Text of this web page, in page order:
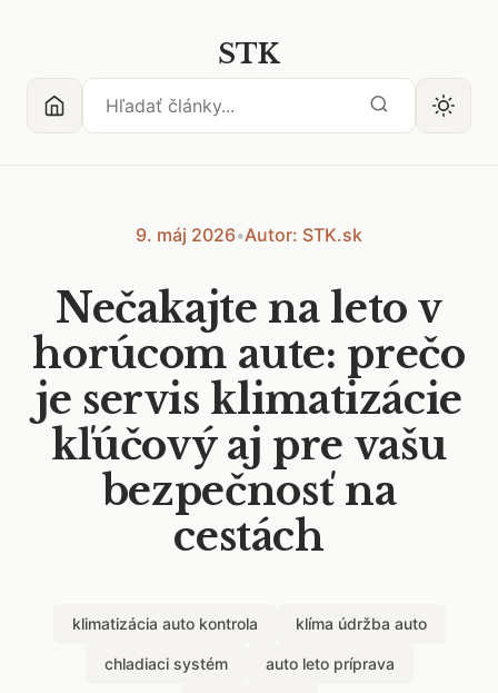
STK
9. máj 2026•Autor: STK.sk
Nečakajte na leto v
horúcom aute: prečo
je servis klimatizácie
kľúčový aj pre vašu
bezpečnosť na
cestách
klimatizácia auto kontrola klíma údržba auto
chladiaci systém auto leto príprava